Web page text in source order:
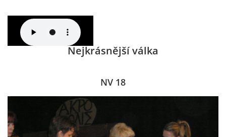
O NÁS
CO NOVÉHO ZKOUŠÍME
KDY, KDE A CO HRAJEME
Nejkrásnější válka
NV 18